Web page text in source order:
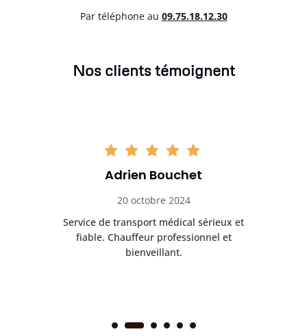
Par téléphone au 09.75.18.12.30
Nos clients témoignent
Adrien Bouchet
20 octobre 2024
Service de transport médical sérieux et
fiable. Chauffeur professionnel et
bienveillant.